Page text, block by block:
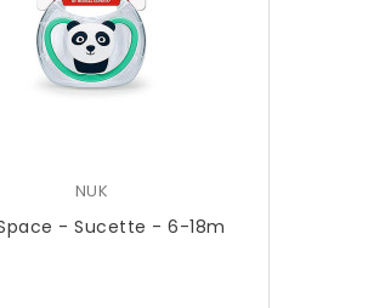
NUK
Space - Sucette - 6-18m